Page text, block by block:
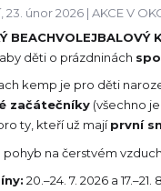
23. únor 2026 | AKCE V
BEACHVOLEJBALOVÝ
děti o prázdninách
kemp je pro děti
začátečníky (všechno
ty, kteří už majíprvní
pohyb na čerstvém
20.–24. 7. 2026 a 17.–21.